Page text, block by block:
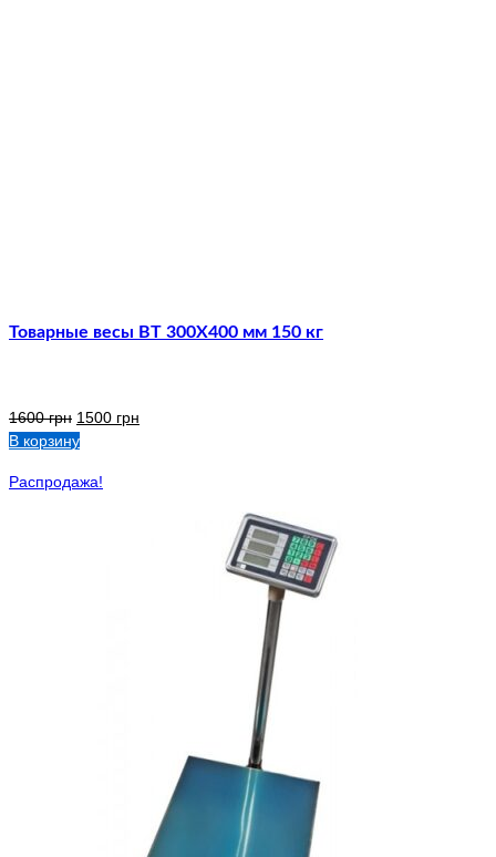
Товарные весы ВТ 300Х400 мм 150 кг
1600грн 1500 грн
В корзину
Распродажа!